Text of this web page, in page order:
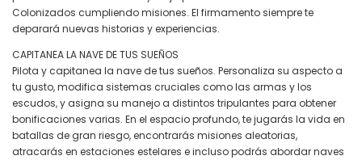
Colonizados cumpliendo misiones. El firmamento siempre te
deparará nuevas historias y experiencias.
CAPITANEA LA NAVE DE TUS SUEÑOS
Pilota y capitanea la nave de tus sueños. Personaliza su aspecto a
tu gusto, modifica sistemas cruciales como las armas y los
escudos, y asigna su manejo a distintos tripulantes para obtener
bonificaciones varias. En el espacio profundo, te jugarás la vida en
batallas de gran riesgo, encontrarás misiones aleatorias,
atracarás en estaciones estelares e incluso podrás abordar naves